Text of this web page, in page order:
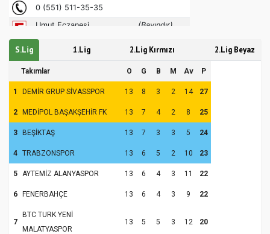
S.Lig 1.Lig 2.Lig Kırmızı 2.Lig Beyaz
Takımlar O G B M Av P
1 DEMİR GRUP SİVASSPOR 13 8 3 2 14 27
2 MEDİPOL BAŞAKŞEHİR FK 13 7 4 2 8 25
3 BEŞİKTAŞ 13 7 3 3 5 24
4 TRABZONSPOR 13 6 5 2 10 23
5 AYTEMİZ ALANYASPOR 13 6 4 3 11 22
6 FENERBAHÇE 13 6 4 3 9 22
7
BTC TURK YENİ
MALATYASPOR
13 5 5 3 12 20